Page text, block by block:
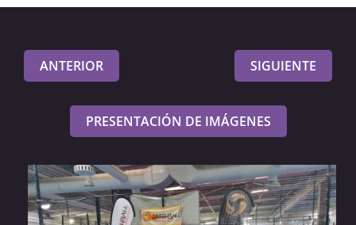
ANTERIOR SIGUIENTE
PRESENTACIÓN DE IMÁGENES